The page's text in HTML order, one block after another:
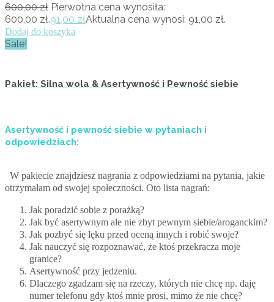
600,00zł Pierwotna cena wynosiła:
600,00 zł.91,00 złAktualna cena wynosi: 91,00 zł.
Dodaj do koszyka
Sale!
Pakiet: Silna wola & Asertywność i Pewność siebie
Asertywność i pewność siebie w pytaniach i
odpowiedziach:
W pakiecie znajdziesz nagrania z odpowiedziami na pytania, jakie
otrzymałam od swojej społeczności. Oto lista nagrań:
Jak poradzić sobie z porażką?
Jak być asertywnym ale nie zbyt pewnym siebie/aroganckim?
Jak pozbyć się lęku przed oceną innych i robić swoje?
Jak nauczyć się rozpoznawać, że ktoś przekracza moje
granice?
Asertywność przy jedzeniu.
Dlaczego zgadzam się na rzeczy, których nie chcę np. daję
numer telefonu gdy ktoś mnie prosi, mimo że nie chcę?